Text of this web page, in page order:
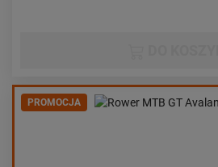
PROMOCJA